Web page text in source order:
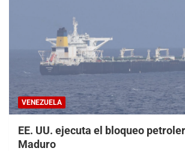
VENEZUELA
EE. UU. ejecuta el bloqueo
Maduro